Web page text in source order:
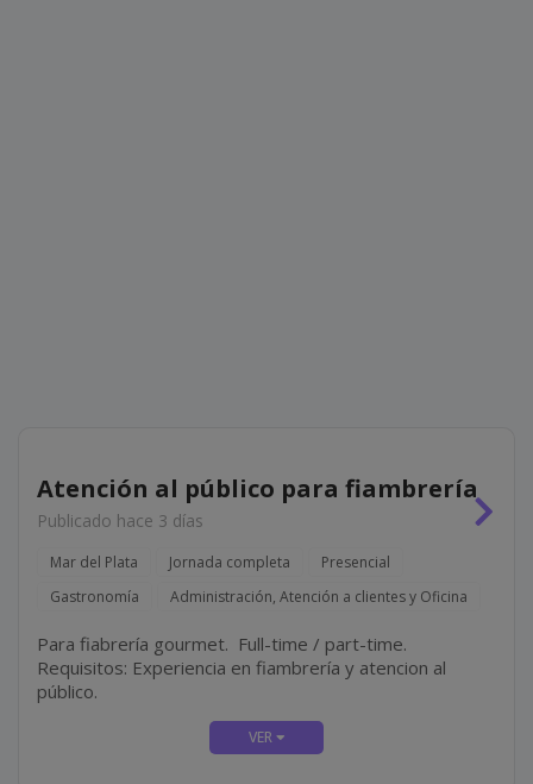
Atención al público para fiambrería
Publicado hace 3 días
Mar del Plata Jornada completa
Presencial
Gastronomía
Administración, Atención a clientes y Oficina
Para fiabrería gourmet. Full-time / part-time.
Requisitos: Experiencia en fiambrería y atencion al
público.